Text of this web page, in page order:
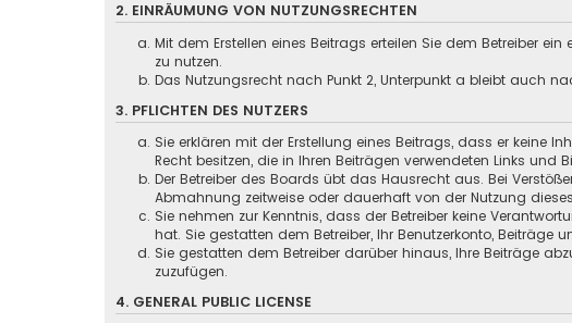
2. EINRÄUMUNG VON NUTZUNGSRECHTEN
Mit dem Erstellen eines Beitrags erteilen Sie dem Betreiber
zu nutzen.
Das Nutzungsrecht nach Punkt 2, Unterpunkt a bleibt auch
3. PFLICHTEN DES NUTZERS
Sie erklären mit der Erstellung eines Beitrags, dass er keine
Recht besitzen, die in Ihren Beiträgen verwendeten Links und
Der Betreiber des Boards übt das Hausrecht aus. Bei
Abmahnung zeitweise oder dauerhaft von der Nutzung
Sie nehmen zur Kenntnis, dass der Betreiber keine
hat. Sie gestatten dem Betreiber, Ihr Benutzerkonto, Beiträge
Sie gestatten dem Betreiber darüber hinaus, Ihre Beiträge
zuzufügen.
4. GENERAL PUBLIC LICENSE